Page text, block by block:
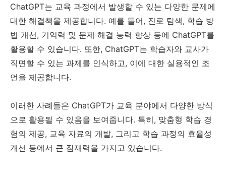
ChatGPT는 교육 과정에서 발생할 수 있는 다양한 문제에
대한 해결책을 제공합니다. 예를 들어, 진로 탐색, 학습 방
법 개선, 기억력 및 문제 해결 능력 향상 등에 ChatGPT를
활용할 수 있습니다. 또한, ChatGPT는 학습자와 교사가
직면할 수 있는 과제를 인식하고, 이에 대한 실용적인 조
언을 제공합니다.
이러한 사례들은 ChatGPT가 교육 분야에서 다양한 방식
으로 활용될 수 있음을 보여줍니다. 특히, 맞춤형 학습 경
험의 제공, 교육 자료의 개발, 그리고 학습 과정의 효율성
개선 등에서 큰 잠재력을 가지고 있습니다.